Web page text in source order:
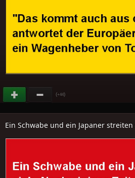
(+44)
Ein Schwabe und ein Japaner streiten